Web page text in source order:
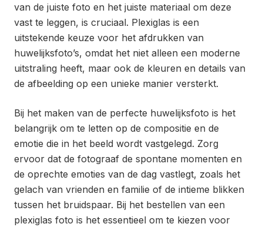
van de juiste foto en het juiste materiaal om deze
vast te leggen, is cruciaal. Plexiglas is een
uitstekende keuze voor het afdrukken van
huwelijksfoto’s, omdat het niet alleen een moderne
uitstraling heeft, maar ook de kleuren en details van
de afbeelding op een unieke manier versterkt.
Bij het maken van de perfecte huwelijksfoto is het
belangrijk om te letten op de compositie en de
emotie die in het beeld wordt vastgelegd. Zorg
ervoor dat de fotograaf de spontane momenten en
de oprechte emoties van de dag vastlegt, zoals het
gelach van vrienden en familie of de intieme blikken
tussen het bruidspaar. Bij het bestellen van een
plexiglas foto is het essentieel om te kiezen voor